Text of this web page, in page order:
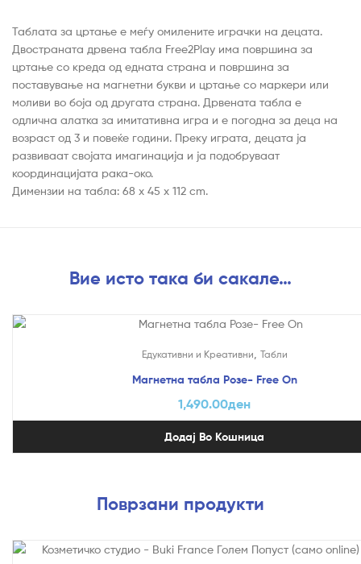
Таблата за цртање е меѓу омилените играчки на децата.
Двостраната дрвена табла Free2Play има површина за
цртање со креда од едната страна и површина за
поставување на магнетни букви и цртање со маркери или
моливи во боја од другата страна. Дрвената табла е
одлична алатка за имитативна игра и е погодна за деца на
возраст од 3 и повеќе години. Преку играта, децата ја
развиваат својата имагинација и ја подобруваат
координацијата рака-око.
Димензии на табла: 68 x 45 x 112 cm.
Вие исто така би сакале…
Едукативни и Креативни Табли
Магнетна табла Розе- Free On
1,490.00ден
Додај Во Кошница
Поврзани продукти